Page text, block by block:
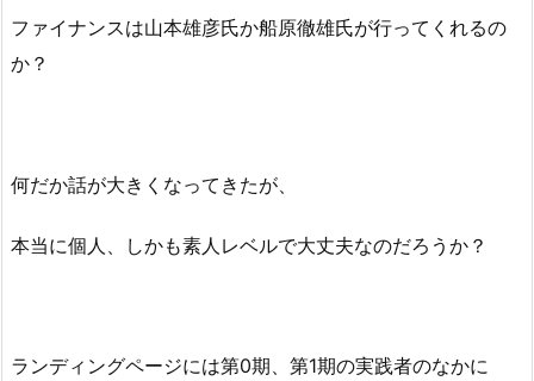
ファイナンスは山本雄彦氏か船原徹雄氏が行ってくれるの
か？
何だか話が大きくなってきたが、
本当に個人、しかも素人レベルで大丈夫なのだろうか？
ランディングページには第0期、第1期の実践者のなかに